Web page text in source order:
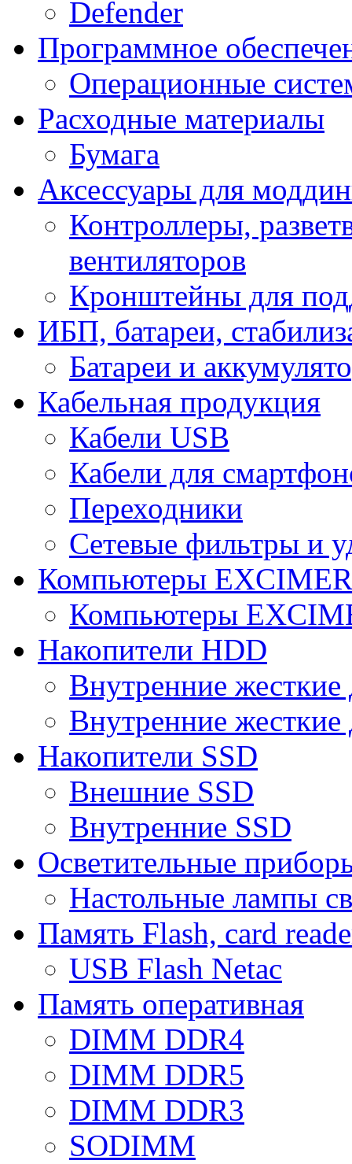
Defender
Программное
Операционные
Расходные материалы
Бумага
Аксессуары для
Контроллеры,
вентиляторов
Кронштейны для
ИБП, батареи,
Батареи и
Кабельная продукция
Кабели USB
Кабели для
Переходники
Сетевые фильтры и
Компьютеры
Компьютеры
Накопители HDD
Внутренние
Внутренние
Накопители SSD
Внешние SSD
Внутренние SSD
Осветительные
Настольные лампы
Память Flash, card
USB Flash Netac
Память оперативная
DIMM DDR4
DIMM DDR5
DIMM DDR3
SODIMM